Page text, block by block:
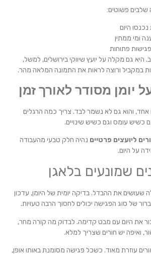
פשוטים:
נכנסו היום
ומי ממתין
פתוחות
גם מקלה על יועץ שיווקי בירושלים, למשל,
במקביל ורוצה לראות את התמונה המלאה מהר.
יומן מסודר לאורך זמן
אחד, והוא גם לא נשמר לבד. צריך כמה הרגלים
כשיש עומס וגם כשיש שינויים.
ליועצים פרטיים נהיה חלק טבעי מהעבודה
על היום.
שמונעים בלאגן
שעושים את ההבדל. בדיקה יומית של היומן, עדכון
ברור של סוג הפגישה יכולים לחסוך הרבה טעויות.
את היום עם מבט קדימה. לבדוק מה קורה מחר,
ואיפה יש חורים שצריך למלא.
עוזרת מאוד. כשכל פגישה מסומנת באותו אופן,